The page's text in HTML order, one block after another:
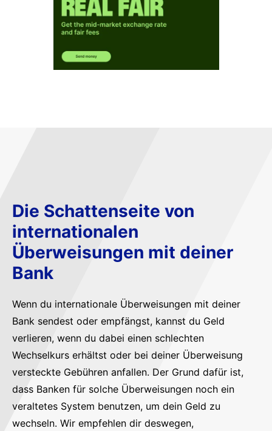
Die Schattenseite von
internationalen
Überweisungen mit deiner
Bank
Wenn du internationale Überweisungen mit deiner
Bank sendest oder empfängst, kannst du Geld
verlieren, wenn du dabei einen schlechten
Wechselkurs erhältst oder bei deiner Überweisung
versteckte Gebühren anfallen. Der Grund dafür ist,
dass Banken für solche Überweisungen noch ein
veraltetes System benutzen, um dein Geld zu
wechseln. Wir empfehlen dir deswegen,